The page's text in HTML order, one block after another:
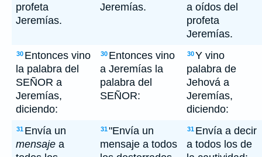
profeta
Jeremías.
Jeremías.
a oídos del
profeta
Jeremías.
30 Entonces vino
la palabra del
SEÑOR a
Jeremías,
diciendo:
30 Entonces vino
a Jeremías la
palabra del
SEÑOR:
30Y vino
palabra de
Jehová a
Jeremías,
diciendo:
31 Envía un
mensaje a
31"Envía un
mensaje a todos
31 Envía a decir
a todos los de